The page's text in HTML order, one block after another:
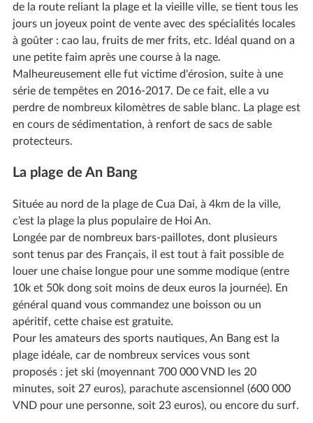
de la route reliant la plage et la vieille ville, se tient tous les
jours un joyeux point de vente avec des spécialités locales
à goûter : cao lau, fruits de mer frits, etc. Idéal quand on a
une petite faim après une course à la nage.
Malheureusement elle fut victime d'érosion, suite à une
série de tempêtes en 2016-2017. De ce fait, elle a vu
perdre de nombreux kilomètres de sable blanc. La plage est
en cours de sédimentation, à renfort de sacs de sable
protecteurs.
La plage de An Bang
Située au nord de la plage de Cua Dai, à 4km de la ville,
c’est la plage la plus populaire de Hoi An.
Longée par de nombreux bars-paillotes, dont plusieurs
sont tenus par des Français, il est tout à fait possible de
louer une chaise longue pour une somme modique (entre
10k et 50k dong soit moins de deux euros la journée). En
général quand vous commandez une boisson ou un
apéritif, cette chaise est gratuite.
Pour les amateurs des sports nautiques, An Bang est la
plage idéale, car de nombreux services vous sont
proposés : jet ski (moyennant 700 000 VND les 20
minutes, soit 27 euros), parachute ascensionnel (600 000
VND pour une personne, soit 23 euros), ou encore du surf.